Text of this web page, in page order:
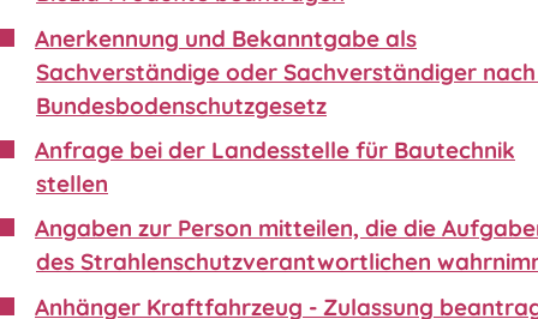
Anerkennung und Bekanntgabe als
Sachverständige oder Sachverständiger nach
Bundesbodenschutzgesetz
Anfrage bei der Landesstelle für Bautechnik
stellen
Angaben zur Person mitteilen, die die
des Strahlenschutzverantwortlichen
Anhänger Kraftfahrzeug - Zulassung